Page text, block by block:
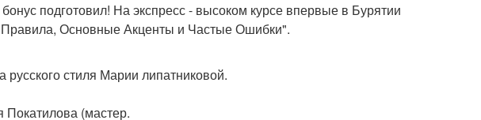
подготовил! На экспресс - высоком курсе впервые в Бурятии
Основные Акценты и Частые Ошибки".
стиля Марии липатниковой.
Покатилова (мастер.